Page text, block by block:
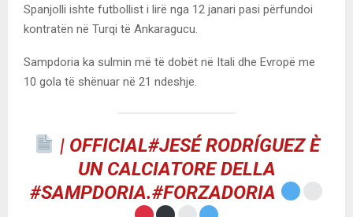
Spanjolli ishte futbollist i lirë nga 12 janari pasi përfundoi
kontratën në Turqi të Ankaragucu.
Sampdoria ka sulmin më të dobët në Itali dhe Evropë me
10 gola të shënuar në 21 ndeshje.
| OFFICIAL#JESÉRODRÍGUEZ È
UN CALCIATORE DELLA
#SAMPDORIA.#FORZADORIA